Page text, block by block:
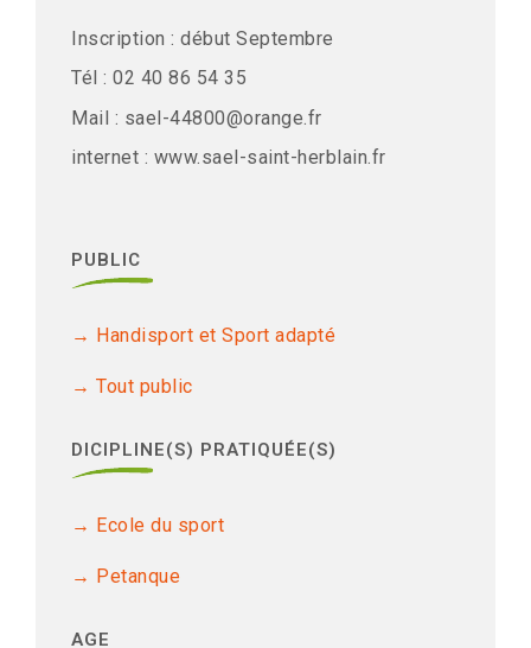
Inscription : début Septembre
Tél : 02 40 86 54 35
Mail : sael-44800@orange.fr
internet : www.sael-saint-herblain.fr
PUBLIC
Handisport et Sport adapté
Tout public
DICIPLINE(S) PRATIQUÉE(S)
Ecole du sport
Petanque
AGE